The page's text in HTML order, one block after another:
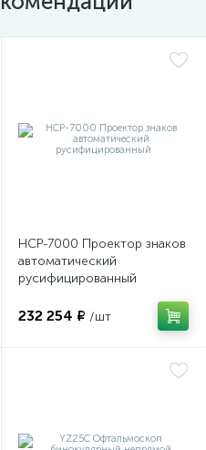
НСР-7000 Проектор знаков
автоматический
русифицированный
232 254 ₽ /шт